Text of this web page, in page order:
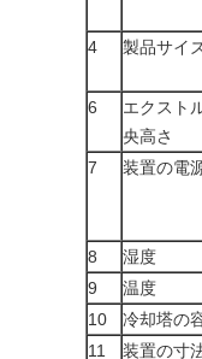
4
製品サイ
6
エクスト
央高さ
7 装置の電
8
湿度
9
温度
10
冷却塔の
11
装置の寸